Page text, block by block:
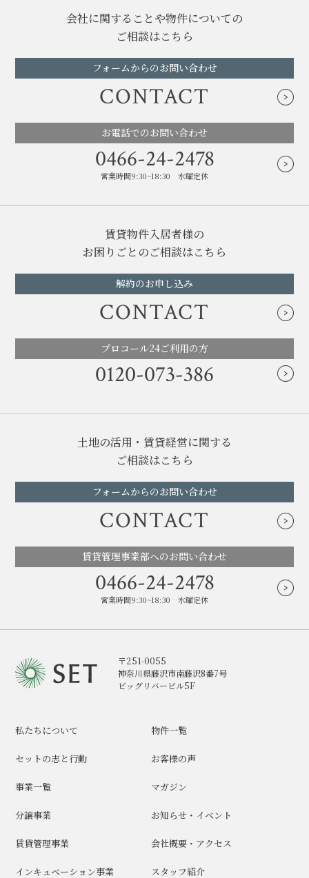
会社に関することや物件についての
ご相談はこちら
フォームからのお問い合わせ
CONTACT
お電話でのお問い合わせ
0466-24-2478
営業時間9:30~18:30 水曜定休
賃貸物件入居者様の
お困りごとのご相談はこちら
解約のお申し込み
CONTACT
プロコール24ご利用の方
0120-073-386
土地の活用・賃貸経営に関する
ご相談はこちら
フォームからのお問い合わせ
CONTACT
賃貸管理事業部へのお問い合わせ
0466-24-2478
営業時間9:30~18:30 水曜定休
〒251-0055
神奈川県藤沢市南藤沢8番7号
ビッグリバービル5F
私たちについて
セットの志と行動
事業一覧
分譲事業
賃貸管理事業
インキュベーション事業
物件一覧
お客様の声
マガジン
お知らせ・イベント
会社概要・アクセス
スタッフ紹介